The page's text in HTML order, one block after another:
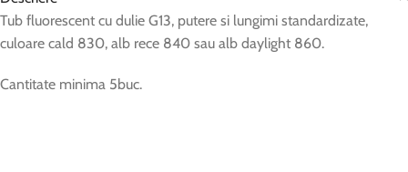
Tub fluorescent cu dulie G13, putere si lungimi standardizate,
culoare cald 830, alb rece 840 sau alb daylight 860.
Cantitate minima 5buc.